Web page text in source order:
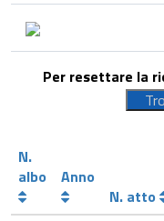
Per resettare la
N.
albo
Anno
N. atto